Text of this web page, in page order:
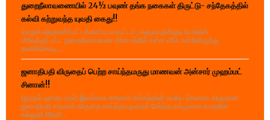
துறைநீலாவணையில் 24½ பவுண் தங்க நகைகள் திருட்டு- சந்தேகத்தில்
கல்வி கற்றுவந்த யுவதி கைது!!
(பாறுக் ஷிஹான்) மட்டக்களப்பு மாவட்டம், களுவாஞ்சிகுடி பொலிஸ்
பிரிவுக்குட்பட்ட துறைநீலாவணை கிராமத்தில் உள்ள வீடொன்றிலிருந்து
தாலிக்கொடி,...
ஜனாதிபதி விருதைப் பெற்ற சாய்ந்தமருது மாணவன் அன்சார் முஹம்மட்
சினான்!!
(நூருல் ஹுதா உமர்) இலங்கை சாரணர் சங்கத்தின் உயரிய கௌரவ விருதான
ஜனாதிபதி சாரணர் விருதை சாய்ந்தமருதைச் சேர்ந்த கல்முனை ஸாஹிரா
கல்லூரி (தேசி...